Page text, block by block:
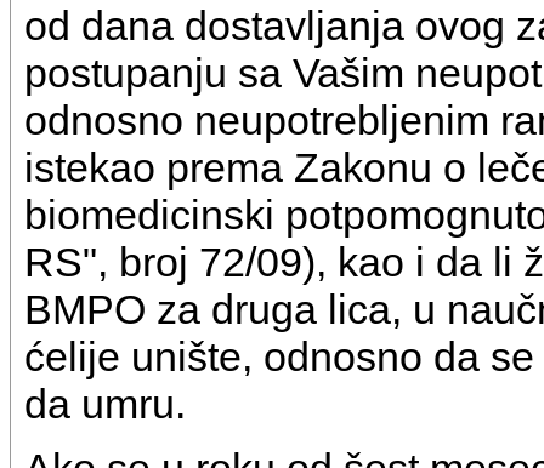
od dana dostavljanja ovog
postupanju sa Vašim
odnosno neupotrebljenim
istekao prema Zakonu o
biomedicinski
RS", broj 72/09), kao i da li
BMPO za druga lica, u
ćelije unište, odnosno da
da umru.